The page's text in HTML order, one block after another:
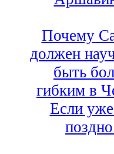
Почему
должен
быть
гибким в
Если